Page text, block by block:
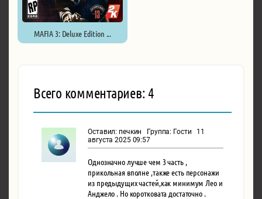
MAFIA 3: Deluxe Edition ...
Всего комментариев: 4
Оставил: печкин Группа: Гости 11
августа 2025 09:57
Однозначно лучше чем 3 часть ,
прикольная вполне ,также есть персонажи
из предыдущих частей,как минимум Лео и
Анджело . Но коротковата достаточно .